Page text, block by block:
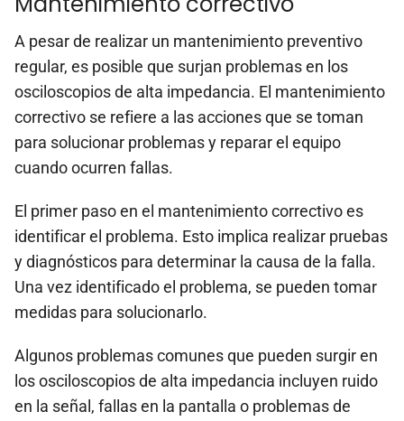
A pesar de realizar un mantenimiento preventivo
regular, es posible que surjan problemas en los
osciloscopios de alta impedancia. El mantenimiento
correctivo se refiere a las acciones que se toman
para solucionar problemas y reparar el equipo
cuando ocurren fallas.
El primer paso en el mantenimiento correctivo es
identificar el problema. Esto implica realizar pruebas
y diagnósticos para determinar la causa de la falla.
Una vez identificado el problema, se pueden tomar
medidas para solucionarlo.
Algunos problemas comunes que pueden surgir en
los osciloscopios de alta impedancia incluyen ruido
en la señal, fallas en la pantalla o problemas de